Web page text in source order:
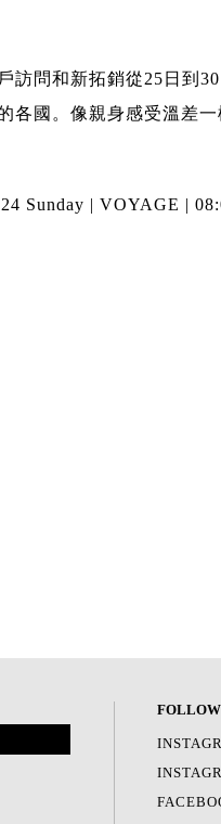
訪問和新拓銷從25日到
各國。像親身感受溫差
Sunday | VOYAGE |
FOLLOW